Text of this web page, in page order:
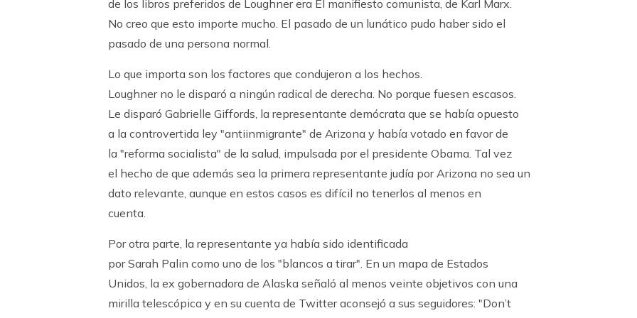
de los libros preferidos de Loughner era El manifiesto comunista, de Karl Marx.
No creo que esto importe mucho. El pasado de un lunático pudo haber sido el
pasado de una persona normal.
Lo que importa son los factores que condujeron a los hechos.
Loughner no le disparó a ningún radical de derecha. No porque fuesen escasos.
Le disparó Gabrielle Giffords, la representante demócrata que se había opuesto
a la controvertida ley "antiinmigrante" de Arizona y había votado en favor de
la "reforma socialista" de la salud, impulsada por el presidente Obama. Tal vez
el hecho de que además sea la primera representante judía por Arizona no sea un
dato relevante, aunque en estos casos es difícil no tenerlos al menos en
cuenta.
Por otra parte, la representante ya había sido identificada
por Sarah Palin como uno de los "blancos a tirar". En un mapa de Estados
Unidos, la ex gobernadora de Alaska señaló al menos veinte objetivos con una
mirilla telescópica y en su cuenta de Twitter aconsejó a sus seguidores: "Don’t